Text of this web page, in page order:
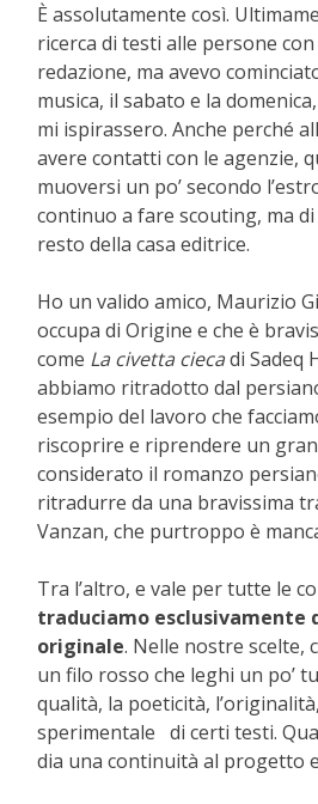
È assolutamente così.
ricerca di testi alle persone
redazione, ma avevo
musica, il sabato e la
mi ispirassero. Anche perché
avere contatti con le agenzie,
muoversi un po’ secondo
continuo a fare scouting, ma
resto della casa editrice.
Ho un valido amico, Maurizio
occupa di Origine e che è
come La civetta ciecadi Sadeq
abbiamo ritradotto dal
esempio del lavoro che
riscoprire e riprendere un
considerato il romanzo
ritradurre da una bravissima
Vanzan, che purtroppo è
Tra l’altro, e vale per tutte le
traduciamo esclusivamente
originale. Nelle nostre scelte,
un filo rosso che leghi un po’
qualità, la poeticità,
sperimentale di certi testi.
dia una continuità al progetto